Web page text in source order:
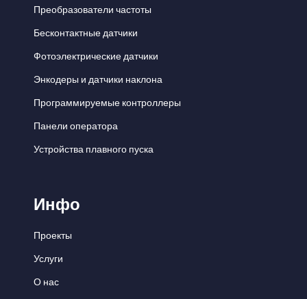
Преобразователи частоты
Бесконтактные датчики
Фотоэлектрические датчики
Энкодеры и датчики наклона
Программируемые контроллеры
Панели оператора
Устройства плавного пуска
Инфо
Проекты
Услуги
О нас